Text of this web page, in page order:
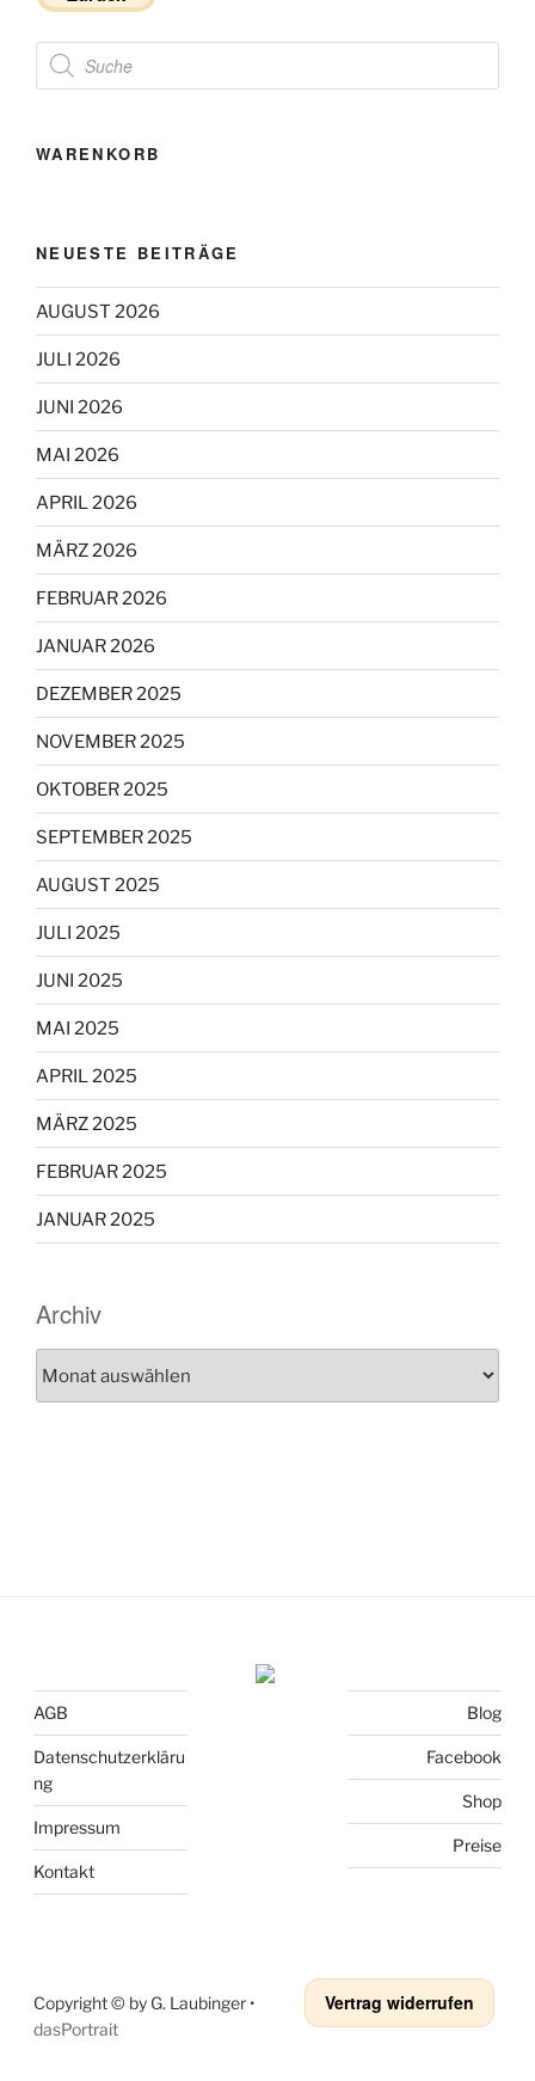
Products
search
WARENKORB
NEUESTE BEITRÄGE
AUGUST 2026
JULI 2026
JUNI 2026
MAI 2026
APRIL 2026
MÄRZ 2026
FEBRUAR 2026
JANUAR 2026
DEZEMBER 2025
NOVEMBER 2025
OKTOBER 2025
SEPTEMBER 2025
AUGUST 2025
JULI 2025
JUNI 2025
MAI 2025
APRIL 2025
MÄRZ 2025
FEBRUAR 2025
JANUAR 2025
Archiv
AGB
Datenschutzerkläru
ng
Impressum
Kontakt
Blog
Facebook
Shop
Preise
Copyright © by G. Laubinger •
dasPortrait
Vertrag widerrufen